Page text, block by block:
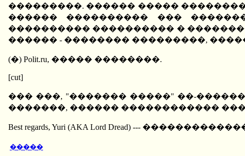
���������. ������ �����
������ ���������� ���
���������� ���������� �
������ - �������� ���������,
(�) Polit.ru, ����� ��������.
[cut]
��� ���, "������� �����" ��-
�������, ������ ������������
Best regards, Yuri (AKA Lord Dread) --- ���������������
�����